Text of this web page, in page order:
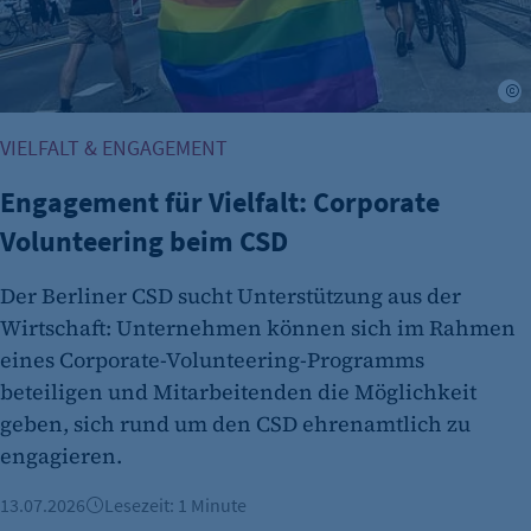
Benutzer-Sessions (z. B. bei Login, Umfrage
oder Formularen). Wird auch bei Caching zur
Identifizierung verwendet.
Session
Cookie Consent
Name:
Zweck:
Dieser Cookie speichert die ausgewählten
Einverständnis-Optionen des Benutzers
Cookie Laufzeit:
1 Jahr
VIELFALT & ENGAGEMENT
Engagement für Vielfalt: Corporate
Volunteering beim CSD
Der Berliner CSD sucht Unterstützung aus der
Wirtschaft: Unternehmen können sich im Rahmen
eines Corporate-Volunteering-Programms
beteiligen und Mitarbeitenden die Möglichkeit
geben, sich rund um den CSD ehrenamtlich zu
engagieren.
13.07.2026 Lesezeit: 1 Minute